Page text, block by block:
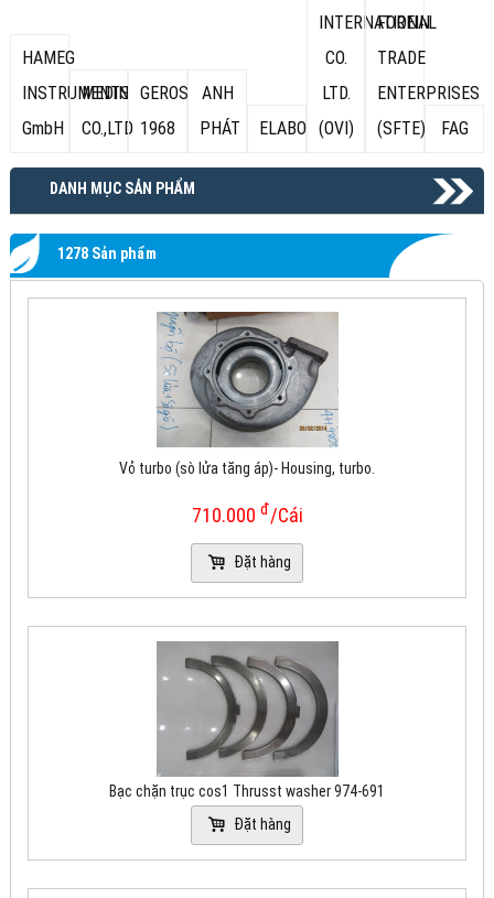
HAMEG
INSTRUMENTS
GmbH
MEDIN
CO.,LTD
GEROS
1968
ANH
PHÁT
ELABO
INTERNATIONAL
CO.
LTD.
(OVI)
FOREIN
TRADE
ENTERPRISES
(SFTE)
FAG
DANH MỤC SẢN PHẨM
1278 Sản phẩm
Vỏ turbo (sò lửa tăng áp)- Housing, turbo.
710.000 đ/Cái
Đặt hàng
Bạc chặn trục cos1 Thrusst washer 974-691
Đặt hàng